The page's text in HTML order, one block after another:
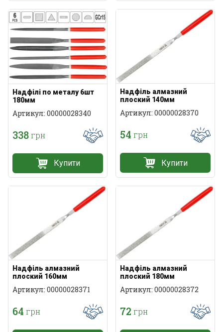
Надфілі по металу 6шт
180мм
Артикул: 00000028340
338грн
Купити
Надфіль алмазний
плоский 140мм
Артикул: 00000028370
54 грн
Купити
Надфіль алмазний
плоский 160мм
Артикул: 00000028371
64 грн
Надфіль алмазний
плоский 180мм
Артикул: 00000028372
72 грн